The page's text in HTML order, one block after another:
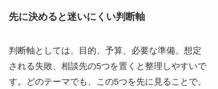
先に決めると迷いにくい判断軸
判断軸としては、目的、予算、必要な準備、想定
される失敗、相談先の5つを置くと整理しやすいで
す。どのテーマでも、この5つを先に見ることで、